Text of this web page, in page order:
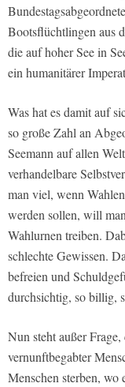
Bootsflüchtlingen aus
die auf hoher See in
ein humanitärer
Was hat es damit auf
so große Zahl an
Seemann auf allen
verhandelbare
man viel, wenn
werden sollen, will
Wahlurnen treiben.
schlechte Gewissen.
befreien und
durchsichtig, so billig,
Nun steht außer
vernunftbegabter
Menschen sterben, wo